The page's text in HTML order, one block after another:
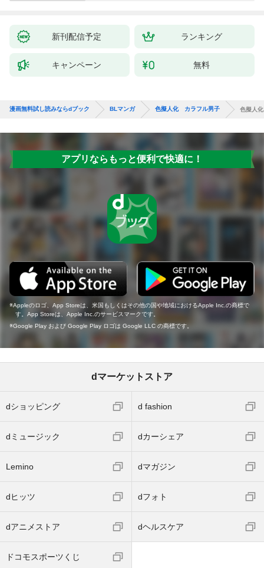
新刊配信予定 ランキング
キャンペーン 無料
漫画無料試し読みならdブック BLマンガ 色擬人化 カラフル男子 色擬人
アプリならもっと便利で快適に！
Appleのロゴ、App Storeは、米国もしくはその他の国や地域におけるApple Inc.の商標で
す。App Storeは、Apple Inc.のサービスマークです。
Google Play および Google Play ロゴは Google LLC の商標です。
dマーケットストア
dショッピング d fashion
dミュージック dカーシェア
Lemino dマガジン
dヒッツ dフォト
dアニメストア dヘルスケア
ドコモスポーツくじ